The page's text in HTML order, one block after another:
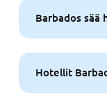
Barbados sää
Hotellit